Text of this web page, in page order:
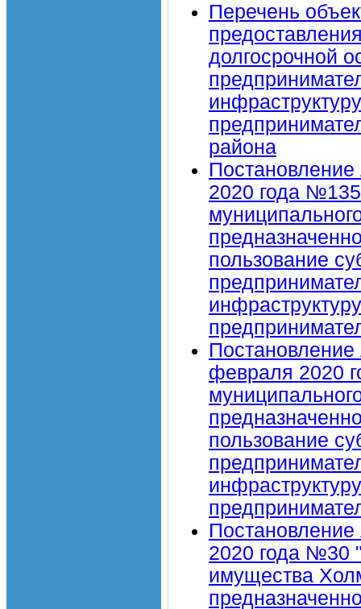
Перечень
долгосрочной
района
2020 года
пользование
февраля 2020
пользование
2020 года №30
имущества